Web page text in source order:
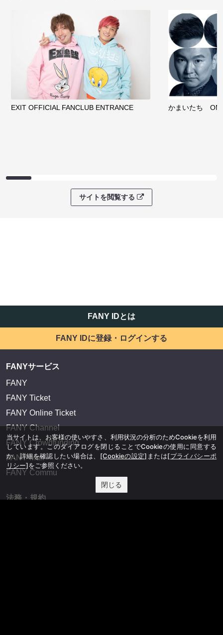
EXIT OFFICIAL FANCLUB ENTRANCE かまいたち
サイトを閲覧する
FANY IDとは
FANY IDに登録・ログインする
FANYサービス
FANY
FANY Ticket
FANY Online Ticket
FANY Channel
FANY Crowdfunding
FANY Mall
FANY Commu
法務・規約
当サイトは、お客様の使いやすさ、利用状況の分析のためCookieを利用
しています。このダイアログを閉じることでCookieの使用に同意する
か、詳細を確認したい場合は、 [Cookieの設定] または[プライバシーポ
リシー]をご参照ください。
閉じる